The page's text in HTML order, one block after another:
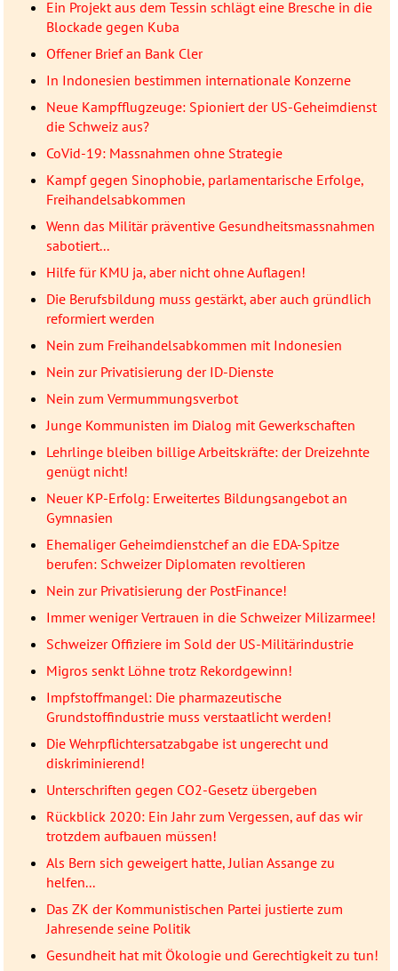
Ein Projekt aus dem Tessin schlägt eine Bresche in die
Blockade gegen Kuba
Offener Brief an Bank Cler
In Indonesien bestimmen internationale Konzerne
Neue Kampfflugzeuge: Spioniert der US-Geheimdienst
die Schweiz aus?
CoVid-19: Massnahmen ohne Strategie
Kampf gegen Sinophobie, parlamentarische Erfolge,
Freihandelsabkommen
Wenn das Militär präventive Gesundheitsmassnahmen
sabotiert...
Hilfe für KMU ja, aber nicht ohne Auflagen!
Die Berufsbildung muss gestärkt, aber auch gründlich
reformiert werden
Nein zum Freihandelsabkommen mit Indonesien
Nein zur Privatisierung der ID-Dienste
Nein zum Vermummungsverbot
Junge Kommunisten im Dialog mit Gewerkschaften
Lehrlinge bleiben billige Arbeitskräfte: der Dreizehnte
genügt nicht!
Neuer KP-Erfolg: Erweitertes Bildungsangebot an
Gymnasien
Ehemaliger Geheimdienstchef an die EDA-Spitze
berufen: Schweizer Diplomaten revoltieren
Nein zur Privatisierung der PostFinance!
Immer weniger Vertrauen in die Schweizer Milizarmee!
Schweizer Offiziere im Sold der US-Militärindustrie
Migros senkt Löhne trotz Rekordgewinn!
Impfstoffmangel: Die pharmazeutische
Grundstoffindustrie muss verstaatlicht werden!
Die Wehrpflichtersatzabgabe ist ungerecht und
diskriminierend!
Unterschriften gegen CO2-Gesetz übergeben
Rückblick 2020: Ein Jahr zum Vergessen, auf das wir
trotzdem aufbauen müssen!
Als Bern sich geweigert hatte, Julian Assange zu
helfen...
Das ZK der Kommunistischen Partei justierte zum
Jahresende seine Politik
Gesundheit hat mit Ökologie und Gerechtigkeit zu tun!